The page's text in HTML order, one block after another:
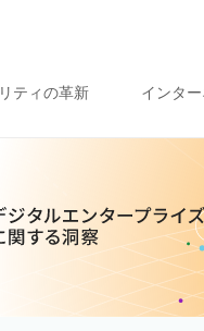
ティの革新 インタ